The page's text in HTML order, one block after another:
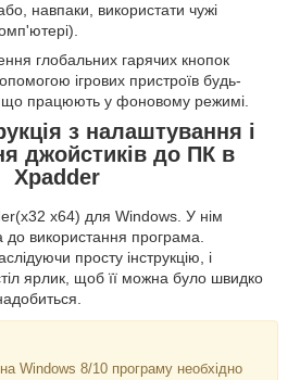
навпаки, використати чужі
глобальних гарячих кнопок
ігрових пристроїв будь-
працюють у фоновому режимі.
з налаштування і
джойстиків до ПК в
Xpadder
x64) для Windows. У нім
до використання програма.
просту інструкцію, і
ярлик, щоб її можна було швидко
Windows 8/10 програму необхідно